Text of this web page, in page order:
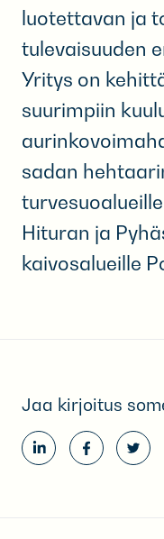
luotettavan ja
tulevaisuuden
Yritys on
suurimpiin
sadan
Hituran ja
kaivosalueille
Jaa kirjoitus